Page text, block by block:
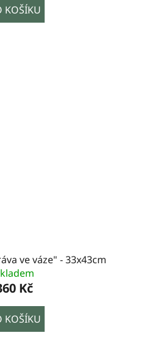
KOŠÍKU
ve váze" - 33x43cm
Kč
KOŠÍKU